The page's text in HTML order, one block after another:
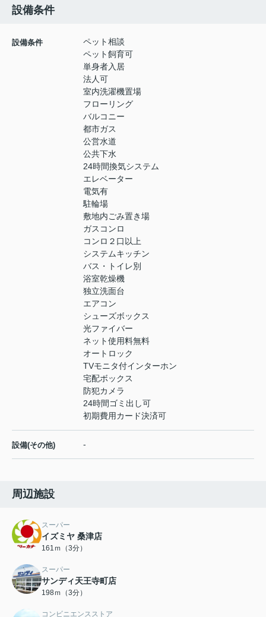
設備条件
設備条件
ペット相談
ペット飼育可
単身者入居
法人可
室内洗濯機置場
フローリング
バルコニー
都市ガス
公営水道
公共下水
24時間換気システム
エレベーター
電気有
駐輪場
敷地内ごみ置き場
ガスコンロ
コンロ２口以上
システムキッチン
バス・トイレ別
浴室乾燥機
独立洗面台
エアコン
シューズボックス
光ファイバー
ネット使用料無料
オートロック
TVモニタ付インターホン
宅配ボックス
防犯カメラ
24時間ゴミ出し可
初期費用カード決済可
設備(その他) -
周辺施設
スーパー
イズミヤ 桑津店
161ｍ（3分）
スーパー
サンディ天王寺町店
198ｍ（3分）
コンビニエンスストア